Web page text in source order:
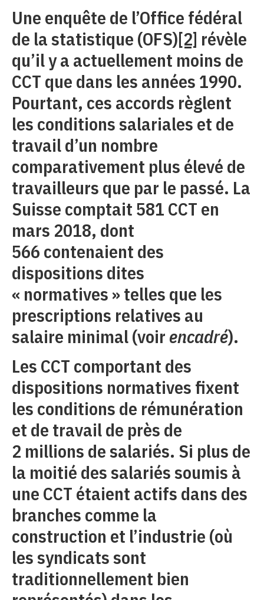
Une enquête de l’Office fédéral
de la statistique (OFS)[2] révèle
qu’il y a actuellement moins de
CCT que dans les années 1990.
Pourtant, ces accords règlent
les conditions salariales et de
travail d’un nombre
comparativement plus élevé de
travailleurs que par le passé. La
Suisse comptait 581 CCT en
mars 2018, dont
566 contenaient des
dispositions dites
« normatives » telles que les
prescriptions relatives au
salaire minimal (voir encadré).
Les CCT comportant des
dispositions normatives fixent
les conditions de rémunération
et de travail de près de
2 millions de salariés. Si plus de
la moitié des salariés soumis à
une CCT étaient actifs dans des
branches comme la
construction et l’industrie (où
les syndicats sont
traditionnellement bien